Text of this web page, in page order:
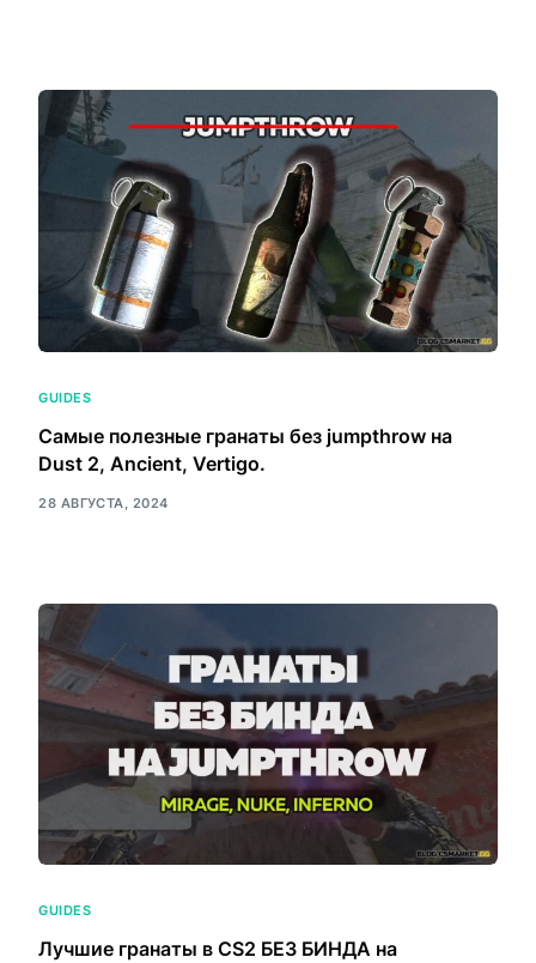
GUIDES
Самые полезные гранаты без jumpthrow на
Dust 2, Ancient, Vertigo.
28 АВГУСТА, 2024
GUIDES
Лучшие гранаты в CS2 БЕЗ БИНДА на